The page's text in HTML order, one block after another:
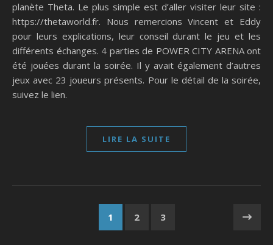
planète Theta. Le plus simple est d’aller visiter leur site :
https://thetaworld.fr. Nous remercions Vincent et Eddy
pour leurs explications, leur conseil durant le jeu et les
différents échanges. 4 parties de POWER CITY ARENA ont
été jouées durant la soirée. Il y avait également d’autres
jeux avec 23 joueurs présents. Pour le détail de la soirée,
suivez le lien.
LIRE LA SUITE
1 2 3